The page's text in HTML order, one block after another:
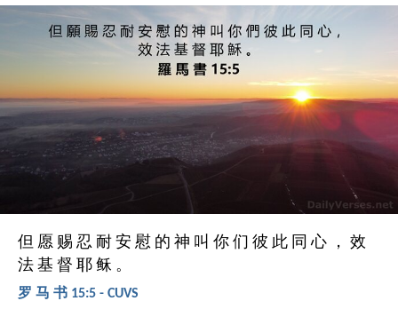
但 愿 赐 忍 耐 安 慰 的 神 叫 你 们 彼 此 同 心 ， 效
法 基 督 耶 稣 。
罗 马 书 15:5 - CUVS